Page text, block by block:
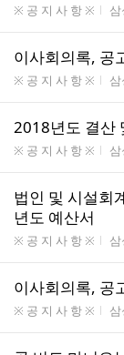
게시판명
※ 공 지 사 항 ※ 작
이사회의록, 공
게시판명
※ 공 지 사 항 ※ 작
2018년도 결산
게시판명
※ 공 지 사 항 ※ 작
법인 및 시설회
년도 예산서
게시판명
※ 공 지 사 항 ※ 작
이사회의록, 공
게시판명
※ 공 지 사 항 ※ 작